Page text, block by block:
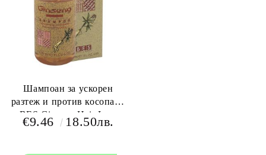
Шампоан за ускорен
разтеж и против косопад -
BES Ginseng Hair Loss
Active Shampoo 150 мл
€9.46 18.50лв.